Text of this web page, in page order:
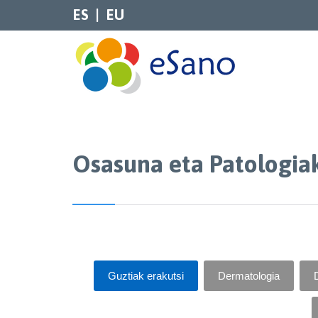
ES EU
Osasuna eta
Guztiak erakutsi Dermatologia